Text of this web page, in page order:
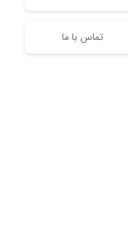
تماس با ما